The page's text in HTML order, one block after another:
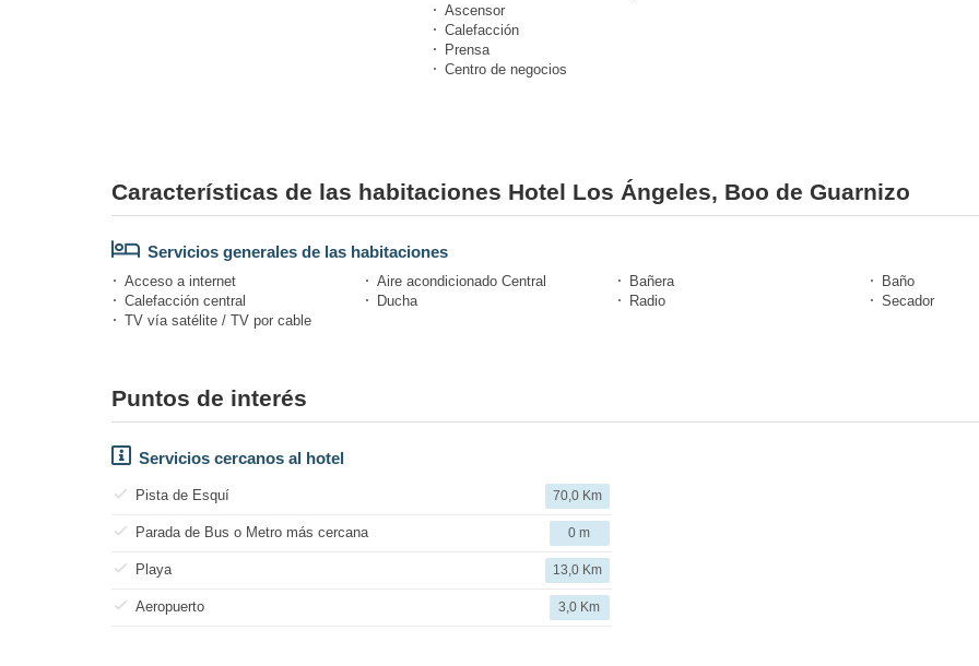
Ascensor
Calefacción
Prensa
Centro de negocios
Características de las habitaciones Hotel Los Ángeles, Boo de Guarnizo
Servicios generales de las habitaciones
Acceso a internet Aire acondicionado Central Bañera Baño
Calefacción central
Ducha Radio Secador
TV vía satélite / TV por cable
Puntos de interés
Servicios cercanos al hotel
Pista de Esquí 70,0 Km
Parada de Bus o Metro más cercana 0 m
Playa 13,0 Km
Aeropuerto 3,0 Km